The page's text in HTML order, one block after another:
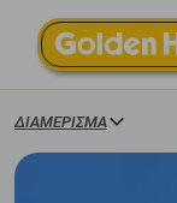
ΔΙΑΜΈΡΙΣΜΑ